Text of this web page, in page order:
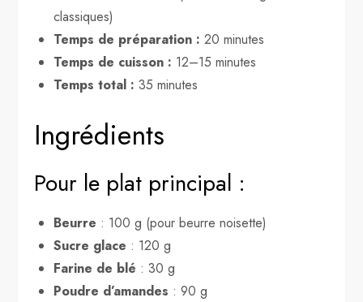
classiques)
Temps de préparation : 20 minutes
Temps de cuisson : 12–15 minutes
Temps total : 35 minutes
Ingrédients
Pour le plat principal :
Beurre : 100 g (pour beurre noisette)
Sucre glace : 120 g
Farine de blé : 30 g
Poudre d’amandes : 90 g